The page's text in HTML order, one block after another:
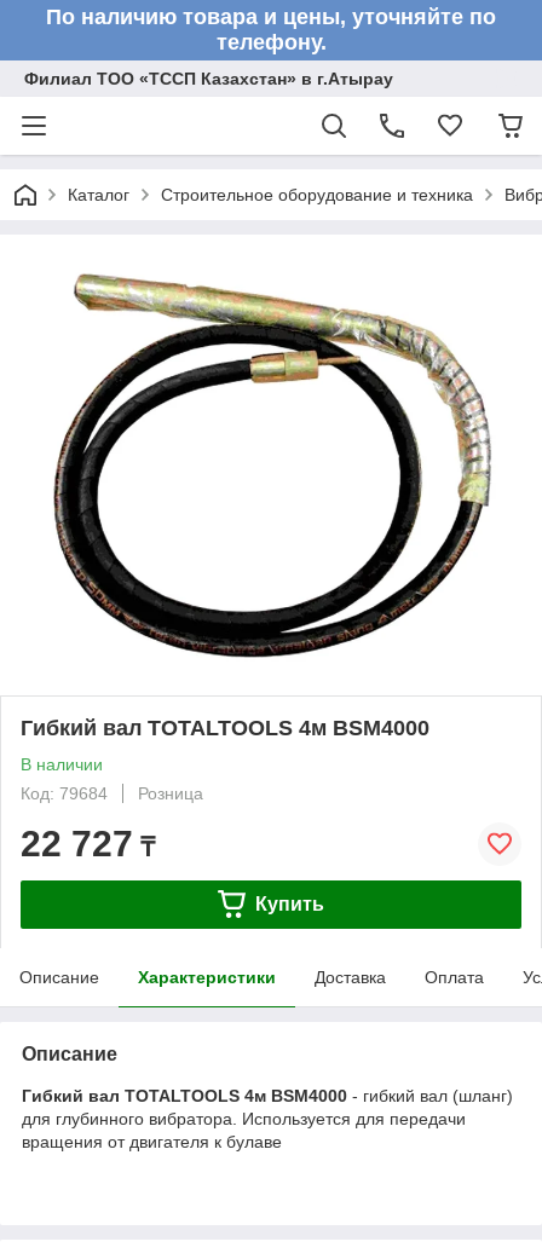
По наличию товара и цены, уточняйте по
телефону.
Филиал ТОО «ТССП Казахстан» в г.Атырау
Каталог Строительное оборудование и техника
Гибкий вал TOTALTOOLS 4м BSM4000
В наличии
Код: 79684
Розница
22 727 ₸
Купить
Описание Характеристики Доставка Оплата
Описание
Гибкий вал TOTALTOOLS 4м BSM4000 - гибкий вал (шланг)
для глубинного вибратора. Используется для передачи
вращения от двигателя к булаве